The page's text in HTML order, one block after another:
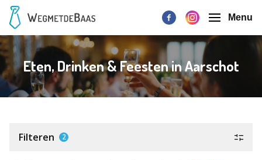
Menu
Eten, Drinken & Feesten in Aarschot
Filteren 2